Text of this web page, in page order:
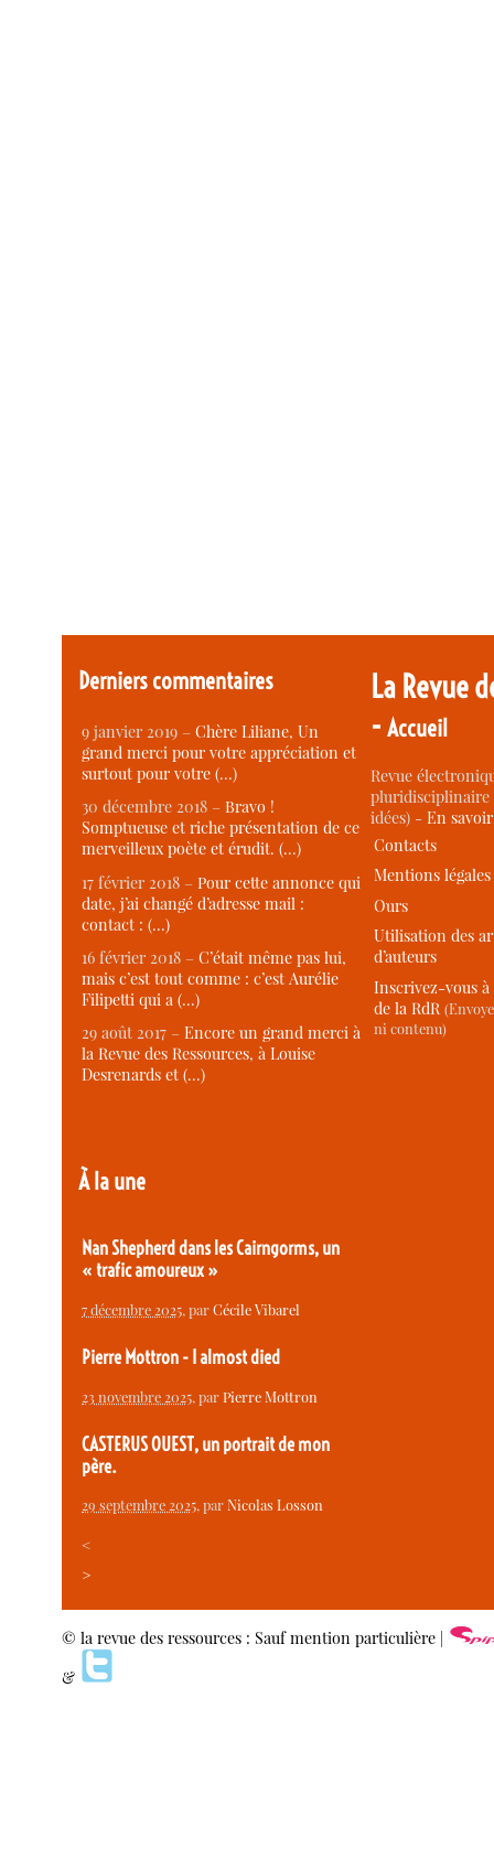
Derniers commentaires
9 janvier 2019 –Chère Liliane, Un
grand merci pour votre appréciation et
surtout pour votre (…)
30 décembre 2018 –Bravo !
Somptueuse et riche présentation de ce
merveilleux poète et érudit. (…)
17 février 2018 –Pour cette annonce qui
date, j’ai changé d’adresse mail :
contact : (…)
16 février 2018 –C’était même pas lui,
mais c’est tout comme : c’est Aurélie
Filipetti qui a (…)
29 août 2017 –Encore un grand merci à
la Revue des Ressources, à Louise
Desrenards et (…)
À la une
Nan Shepherd dans les Cairngorms, un
« trafic amoureux »
7 décembre 2025, parCécile Vibarel
Pierre Mottron - I almost died
23 novembre 2025, parPierre Mottron
CASTERUS OUEST, un portrait de mon
père.
29 septembre 2025, parNicolas Losson
<
>
La Revue
-Accueil
Revue
idées) -En
Contacts
Mentions légales
Ours
Utilisation des
d’auteurs
Inscrivez-vous
de la RdR
ni contenu)
© la revue des ressources : Sauf mention particulière |
&